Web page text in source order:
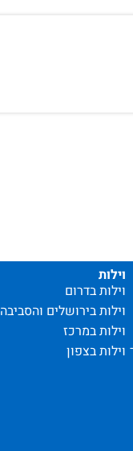
וילות
וילות בדרום
וילות בירושלים והסביבה
וילות במרכז
וילות בצפון